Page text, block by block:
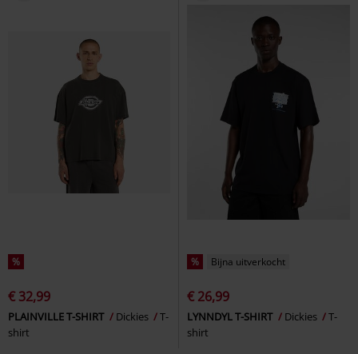
%
€ 32,99
PLAINVILLE T-SHIRT Dickies
T-
shirt
% Bijna uitverkocht
€ 26,99
LYNNDYL T-SHIRT Dickies
T-
shirt